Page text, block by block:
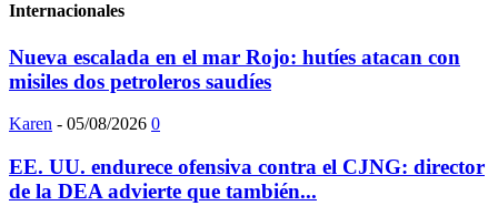
Internacionales
Nueva escalada en el mar Rojo: hutíes atacan con
misiles dos petroleros saudíes
Karen - 05/08/2026 0
EE. UU. endurece ofensiva contra el CJNG: director
de la DEA advierte que también...